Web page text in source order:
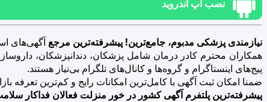
نصب اپ اندروید
نیازمندی پزشکی مدبوم، جامع‌ترین! پیشرفته‌ترین مرجع آگهی‌های
همکاران محترم کادر درمان شامل پزشکان، دندانپزشکان،
پیج‌های اینستاگرام و گروه‌ها و کانال‌های تلگرام بی‌نیاز هستند.
ضمنا امکان ثبت آگهی با کامل‌ترین امکانات رایج و کم‌ترین تعرفه بازار
پیشرفته‌ترین پلتفرم آگهی کشور در خور منزلت فعالان فداکار